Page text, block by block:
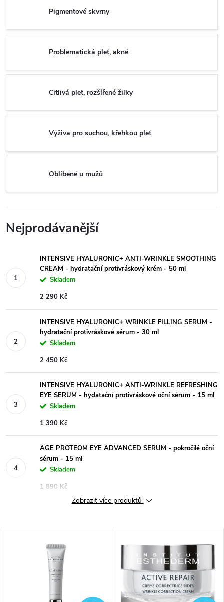
Pigmentové skvrny
Problematická pleť, akné
Citlivá pleť, rozšířené žilky
Výživa pro suchou, křehkou pleť
Oblíbené u mužů
Nejprodávanější
INTENSIVE HYALURONIC+ ANTI-WRINKLE SMOOTHING
CREAM - hydratační protivráskový krém - 50 ml
Skladem
2 290 Kč
INTENSIVE HYALURONIC+ WRINKLE FILLING SERUM -
hydratační protivráskové sérum - 30 ml
Skladem
2 450 Kč
INTENSIVE HYALURONIC+ ANTI-WRINKLE REFRESHING
EYE SERUM - hydatační protivráskové oční sérum - 15 ml
Skladem
1 390 Kč
AGE PROTEOM EYE ADVANCED SERUM - pokročilé oční
sérum - 15 ml
Skladem
1 890 Kč
Zobrazit více produktů